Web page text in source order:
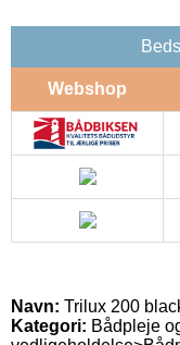
Webshop
Navn: Trilux 200
Kategori: Bådpleje